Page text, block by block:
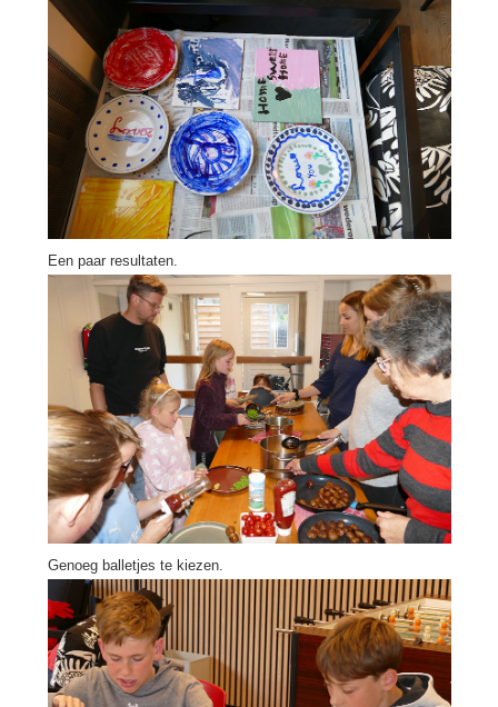
Een paar resultaten.
Genoeg balletjes te kiezen.